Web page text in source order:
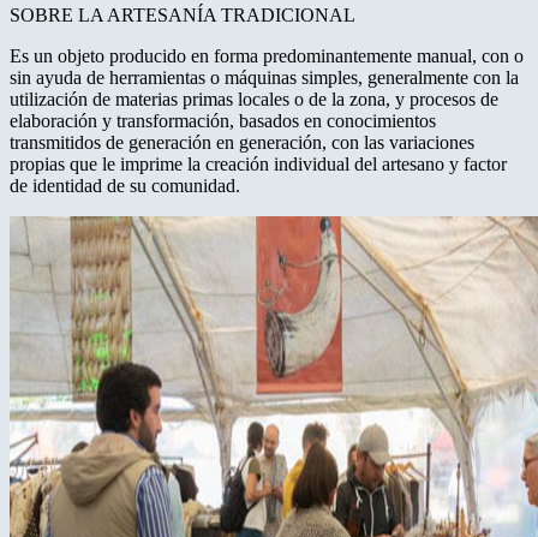
SOBRE LA ARTESANÍA TRADICIONAL
Es un objeto producido en forma predominantemente manual, con o
sin ayuda de herramientas o máquinas simples, generalmente con la
utilización de materias primas locales o de la zona, y procesos de
elaboración y transformación, basados en conocimientos
transmitidos de generación en generación, con las variaciones
propias que le imprime la creación individual del artesano y factor
de identidad de su comunidad.